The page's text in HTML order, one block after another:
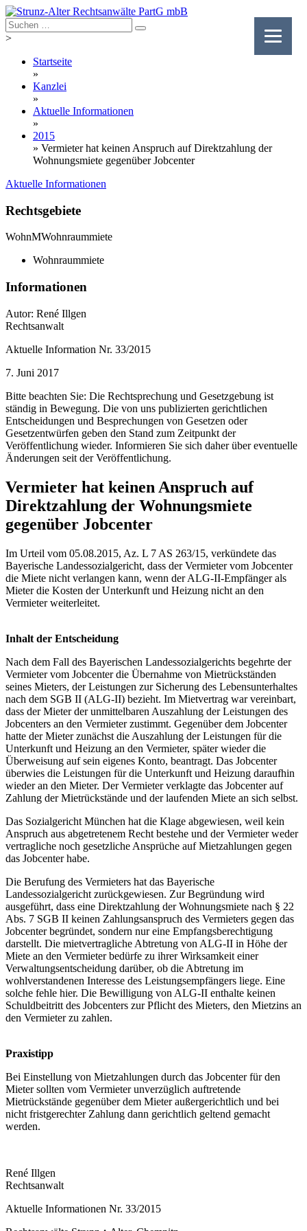
Skip
to
content
>
Startseite
»
Kanzlei
»
Aktuelle Informationen
»
2015
» Vermieter hat keinen Anspruch auf Direktzahlung der
Wohnungsmiete gegenüber Jobcenter
Aktuelle Informationen
Rechtsgebiete
WohnMWohnraummiete
Wohnraummiete
Informationen
Autor: René Illgen
Rechtsanwalt
Aktuelle Information Nr. 33/2015
7. Juni 2017
Bitte beachten Sie: Die Rechtsprechung und Gesetzgebung ist
ständig in Bewegung. Die von uns publizierten gerichtlichen
Entscheidungen und Besprechungen von Gesetzen oder
Gesetzentwürfen geben den Stand zum Zeitpunkt der
Veröffentlichung wieder. Informieren Sie sich daher über eventuelle
Änderungen seit der Veröffentlichung.
Vermieter hat keinen Anspruch auf
Direktzahlung der Wohnungsmiete
gegenüber Jobcenter
Im Urteil vom 05.08.2015, Az. L 7 AS 263/15, verkündete das
Bayerische Landessozialgericht, dass der Vermieter vom Jobcenter
die Miete nicht verlangen kann, wenn der ALG-II-Empfänger als
Mieter die Kosten der Unterkunft und Heizung nicht an den
Vermieter weiterleitet.
Inhalt der Entscheidung
Nach dem Fall des Bayerischen Landessozialgerichts begehrte der
Vermieter vom Jobcenter die Übernahme von Mietrückständen
seines Mieters, der Leistungen zur Sicherung des Lebensunterhaltes
nach dem SGB II (ALG-II) bezieht. Im Mietvertrag war vereinbart,
dass der Mieter der unmittelbaren Auszahlung der Leistungen des
Jobcenters an den Vermieter zustimmt. Gegenüber dem Jobcenter
hatte der Mieter zunächst die Auszahlung der Leistungen für die
Unterkunft und Heizung an den Vermieter, später wieder die
Überweisung auf sein eigenes Konto, beantragt. Das Jobcenter
überwies die Leistungen für die Unterkunft und Heizung daraufhin
wieder an den Mieter. Der Vermieter verklagte das Jobcenter auf
Zahlung der Mietrückstände und der laufenden Miete an sich selbst.
Das Sozialgericht München hat die Klage abgewiesen, weil kein
Anspruch aus abgetretenem Recht bestehe und der Vermieter weder
vertragliche noch gesetzliche Ansprüche auf Mietzahlungen gegen
das Jobcenter habe.
Die Berufung des Vermieters hat das Bayerische
Landessozialgericht zurückgewiesen. Zur Begründung wird
ausgeführt, dass eine Direktzahlung der Wohnungsmiete nach § 22
Abs. 7 SGB II keinen Zahlungsanspruch des Vermieters gegen das
Jobcenter begründet, sondern nur eine Empfangsberechtigung
darstellt. Die mietvertragliche Abtretung von ALG-II in Höhe der
Miete an den Vermieter bedürfe zu ihrer Wirksamkeit einer
Verwaltungsentscheidung darüber, ob die Abtretung im
wohlverstandenen Interesse des Leistungsempfängers liege. Eine
solche fehle hier. Die Bewilligung von ALG-II enthalte keinen
Schuldbeitritt des Jobcenters zur Pflicht des Mieters, den Mietzins an
den Vermieter zu zahlen.
Praxistipp
Bei Einstellung von Mietzahlungen durch das Jobcenter für den
Mieter sollten vom Vermieter unverzüglich auftretende
Mietrückstände gegenüber dem Mieter außergerichtlich und bei
nicht fristgerechter Zahlung dann gerichtlich geltend gemacht
werden.
René Illgen
Rechtsanwalt
Aktuelle Informationen Nr. 33/2015